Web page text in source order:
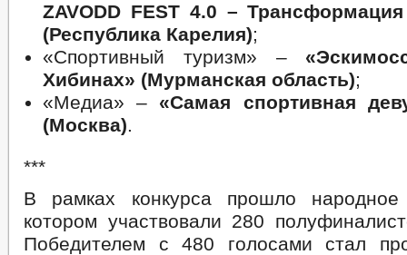
ZAVODD FEST 4.0 –
(Республика Карелия);
«Спортивный туризм» –
Хибинах» (Мурманская область);
«Медиа» – «Самая спортивная
(Москва).
***
В рамках конкурса прошло народное
котором участвовали 280
Победителем с 480 голосами стал